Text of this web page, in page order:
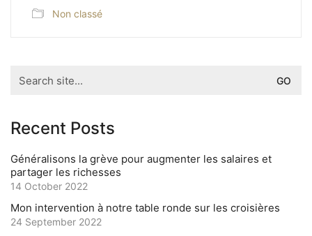
Non classé
for:
Recent Posts
Généralisons la grève pour augmenter les salaires et
partager les richesses
14 October 2022
Mon intervention à notre table ronde sur les croisières
24 September 2022